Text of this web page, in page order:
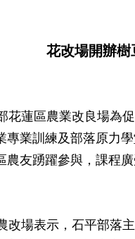
花改場開辦樹
蓮區農業改良場為促
專業訓練及部落原力
農友踴躍參與，課程廣
場表示，石平部落